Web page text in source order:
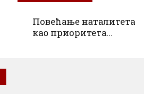
Повећање наталитета
као приоритета...